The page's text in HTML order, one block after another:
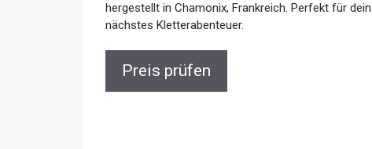
hergestellt in Chamonix, Frankreich. Perfekt für dein
nächstes Kletterabenteuer.
Preis prüfen